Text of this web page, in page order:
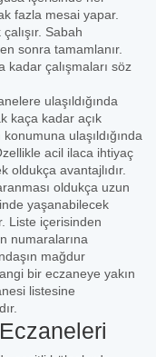
fazla mesai yapar.
Sabah
sonra tamamlanır.
kadar çalışmaları söz
ulaşıldığında
kaça kadar açık
ulaşıldığında
acil ilaca ihtiyaç
avantajlıdır.
oldukça uzun
yaşanabilecek
Liste içerisinden
numaralarına
mağdur
bir eczaneye yakın
listesine